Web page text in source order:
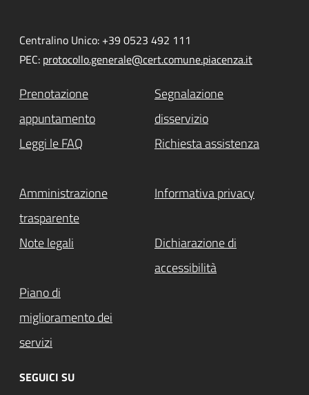
Centralino Unico: +39 0523 492 111
PEC: protocollo.generale@cert.comune.piacenza.it
Prenotazione
appuntamento
Segnalazione
disservizio
Leggi le FAQ
Richiesta assistenza
Amministrazione
trasparente
Informativa privacy
Note legali
Dichiarazione di
accessibilità
Piano di
miglioramento dei
servizi
SEGUICI SU